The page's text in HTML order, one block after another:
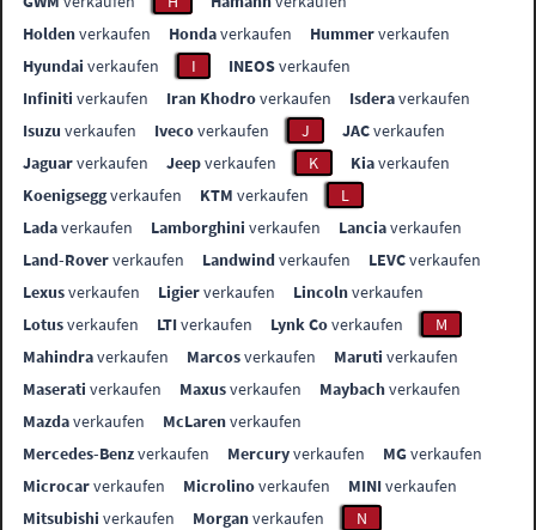
Holdenverkaufen Hondaverkaufen Hummerverkaufen
Hyundai verkaufen I INEOSverkaufen
Infiniti verkaufen Iran Khodroverkaufen Isderaverkaufen
Isuzu verkaufen Ivecoverkaufen J JACverkaufen
Jaguarverkaufen Jeepverkaufen K Kiaverkaufen
Koenigseggverkaufen KTM verkaufen
L
Ladaverkaufen Lamborghini verkaufen Lanciaverkaufen
Land-Roververkaufen Landwindverkaufen LEVCverkaufen
Lexusverkaufen Ligierverkaufen Lincolnverkaufen
Lotusverkaufen LTIverkaufen Lynk Coverkaufen
M
Mahindraverkaufen Marcosverkaufen Maruti verkaufen
Maserati verkaufen Maxusverkaufen Maybachverkaufen
Mazdaverkaufen McLarenverkaufen
Mercedes-Benzverkaufen Mercuryverkaufen MGverkaufen
Microcarverkaufen Microlinoverkaufen MINIverkaufen
Mitsubishi verkaufen Morganverkaufen
N